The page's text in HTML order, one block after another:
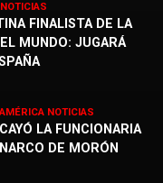
FINALISTA DE LA
MUNDO: JUGARÁ
AMÉRICA NOTICIAS
CAYÓ LA FUNCIONARIA
NARCO DE MORÓN